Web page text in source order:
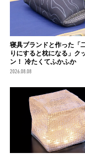
寝具ブランドと作った「
りにすると枕になる」ク
ン！ 冷たくてふかふか
2026.08.08